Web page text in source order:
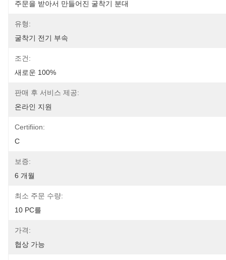
주문을 받아서 만들어진 굴착기 분대
유형:
굴착기 전기 부속
조건:
새로운 100%
판매 후 서비스 제공:
온라인 지원
Certifiion:
C
보증:
6 개월
최소 주문 수량:
10 PC를
가격:
협상 가능